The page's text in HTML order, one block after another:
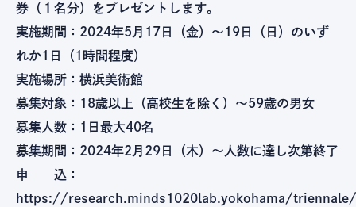
券（１名分）をプレゼントします。
実施期間：2024年5月17日（金）〜19日（日）のいず
れか1日（1時間程度）
実施場所：横浜美術館
募集対象：18歳以上（高校生を除く）〜59歳の男女
募集人数：1日最大40名
募集期間：2024年2月29日（木）〜人数に達し次第終了
申 込：
https://research.minds1020lab.yokohama/